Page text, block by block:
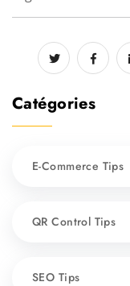
Catégories
E-Commerce Tips
QR Control Tips
SEO Tips